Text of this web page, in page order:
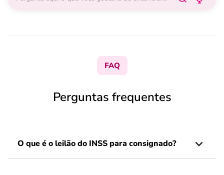
FAQ
Perguntas frequentes
O que é o leilão do INSS para consignado?